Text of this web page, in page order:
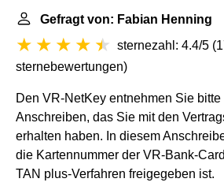
Gefragt von: Fabian Henning
sternezahl: 4.4/5 (
sternebewertungen)
Den VR-NetKey entnehmen Sie bitte
Anschreiben, das Sie mit den
erhalten haben. In diesem
die Kartennummer der VR-Bank-
TAN plus-Verfahren freigegeben ist.